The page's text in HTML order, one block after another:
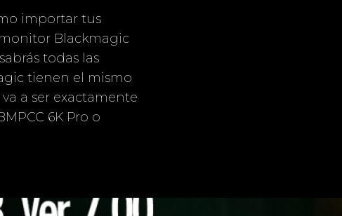
importar tus
Blackmagic
todas las
tienen el mismo
a ser exactamente
6K Pro o